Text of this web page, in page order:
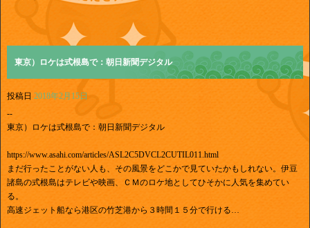
東京）ロケは式根島で：朝日新聞デジタル
投稿日 2018年2月15日
--
東京）ロケは式根島で：朝日新聞デジタル
https://www.asahi.com/articles/ASL2C5DVCL2CUTIL011.html
まだ行ったことがない人も、その風景をどこかで見ていたかもしれない。伊豆
諸島の式根島はテレビや映画、ＣＭのロケ地としてひそかに人気を集めてい
る。
高速ジェット船なら港区の竹芝港から３時間１５分で行ける…